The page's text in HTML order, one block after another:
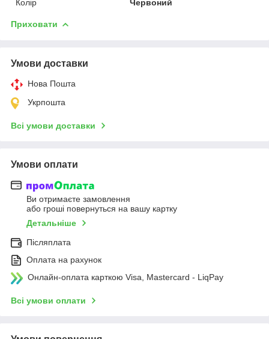
Колір Червоний
Приховати
Умови доставки
Нова Пошта
Укрпошта
Всі умови доставки
Умови оплати
Ви отримаєте замовлення
або гроші повернуться на вашу картку
Детальніше
Післяплата
Оплата на рахунок
Онлайн-оплата карткою Visa, Mastercard - LiqPay
Всі умови оплати